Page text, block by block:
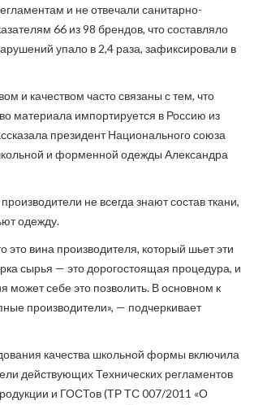
и не отвечали санитарно-
66 из 98 брендов, что составляло
упало в 2,4 раза, зафиксировали в
и качеством часто связаны с тем, что
материала импортируется в Россию из
президент Национального союза
и форменной одежды Александра
не всегда знают состав ткани,
одежду.
это вина производителя, который шьет эти
сырья — это дорогостоящая процедура, и
может себе это позволить. В основном к
производители», — подчеркивает
качества школьной формы включила
действующих Технических регламентов
и ГОСТов (ТР ТС 007/2011 «О